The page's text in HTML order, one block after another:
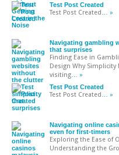
Test Post Created
Test Post Created … »
Navigating gambling
that surprises
Finding Ease in
Design Why
visiting … »
Test Post Created
Test Post Created … »
Navigating online
even for first-timers
Exploring the Ease of
Understanding the